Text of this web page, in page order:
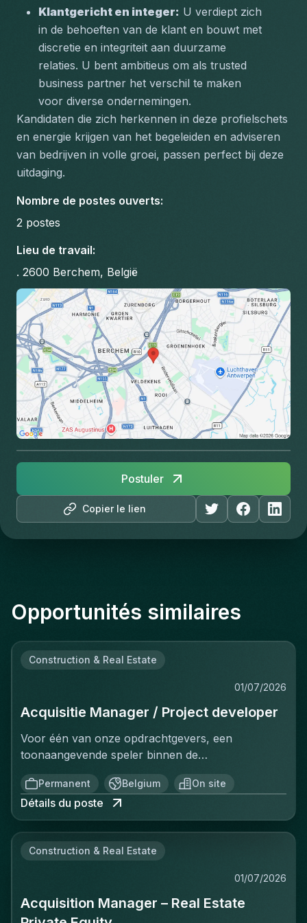
Klantgericht en integer: U verdiept zich
in de behoeften van de klant en bouwt met
discretie en integriteit aan duurzame
relaties. U bent ambitieus om als trusted
business partner het verschil te maken
voor diverse ondernemingen.
Kandidaten die zich herkennen in deze profielschets
en energie krijgen van het begeleiden en adviseren
van bedrijven in volle groei, passen perfect bij deze
uitdaging.
Nombre de postes ouverts:
2 postes
Lieu de travail:
. 2600 Berchem, België
Copier le lien
Postuler
Opportunités similaires
Construction & Real Estate
01/07/2026
Acquisitie Manager / Project developer
Voor één van onze opdrachtgevers, een
toonaangevende speler binnen de
vastgoedinvesteringsmarkt, zijn wij op zoek naar
een Investment Manager.In deze rol ben je
verantwoordelijk voor het identificeren, analyseren
en realiseren van nieuwe
volledige acquisitieproces, van prospectie en
transactie. Daarnaast draag je bij aan de verdere
uitbouw van de investeringsstrategie en de groei
van de vastgoedportefeuille.Deze functie is ideaal
Permanent Belgium On site
Détails du poste
Construction & Real Estate
01/07/2026
Acquisition Manager – Real Estate